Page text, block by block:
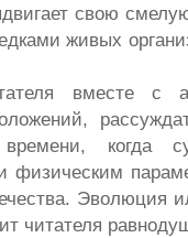
свою
живых
вместе с
когда
физическим
Эволюция
читателя